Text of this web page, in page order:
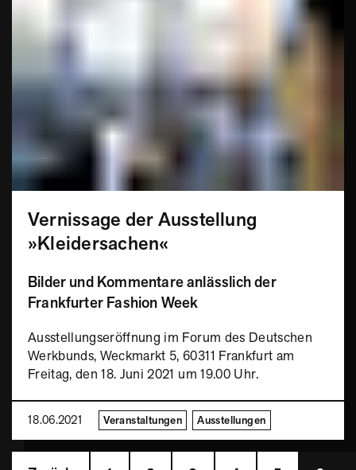
Vernissage der Ausstellung
»Kleidersachen«
Bilder und Kommentare anlässlich der
Frankfurter Fashion Week
Ausstellungseröffnung im Forum des Deutschen
Werkbunds, Weckmarkt 5, 60311 Frankfurt am
Freitag, den 18. Juni 2021 um 19.00 Uhr.
18.06.2021 Veranstaltungen Ausstellungen